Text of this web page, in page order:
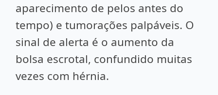
aparecimento de pelos antes do
tempo) e tumorações palpáveis. O
sinal de alerta é o aumento da
bolsa escrotal, confundido muitas
vezes com hérnia.